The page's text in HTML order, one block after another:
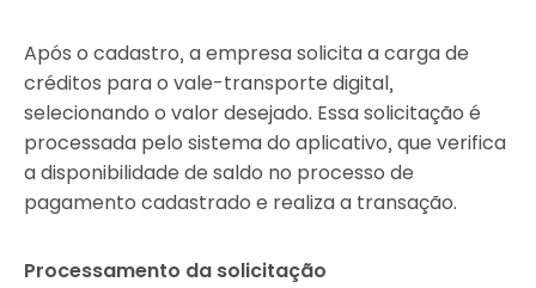
Após o cadastro, a empresa solicita a carga de
créditos para o vale-transporte digital,
selecionando o valor desejado. Essa solicitação é
processada pelo sistema do aplicativo, que verifica
a disponibilidade de saldo no processo de
pagamento cadastrado e realiza a transação.
Processamento da solicitação